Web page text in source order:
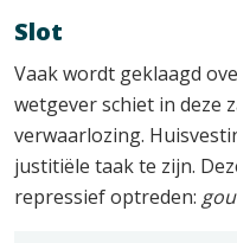
Slot
Vaak wordt geklaagd
wetgever schiet in deze
verwaarlozing.
justitiële taak te zijn.
repressief optreden: